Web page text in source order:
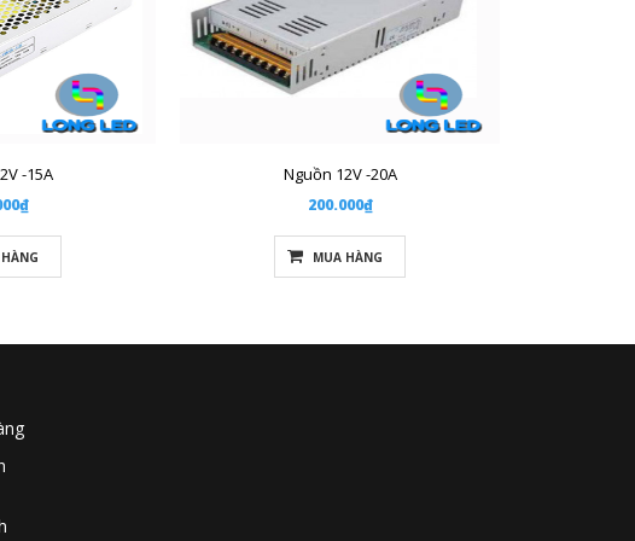
-15A Nguồn 12V -20A
200.000₫
MUA HÀNG